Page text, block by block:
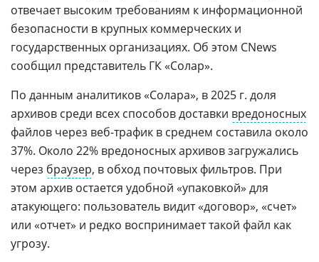
отвечает высоким требованиям к информационной
безопасности в крупных коммерческих и
государственных организациях. Об этом CNews
сообщил представитель ГК «Солар».
По данным аналитиков «Солара», в 2025 г. доля
архивов среди всех способов доставки вредоносных
файлов через веб-трафик в среднем составила около
37%. Около 22% вредоносных архивов загружались
через браузер, в обход почтовых фильтров. При
этом архив остается удобной «упаковкой» для
атакующего: пользователь видит «договор», «счет»
или «отчет» и редко воспринимает такой файл как
угрозу.